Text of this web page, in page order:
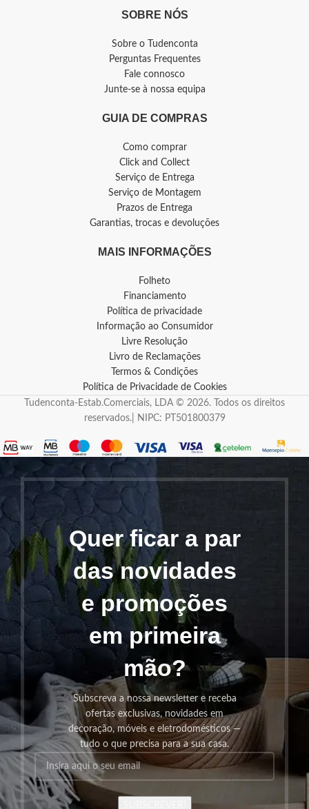
SOBRE NÓS
Sobre o Tudenconta
Perguntas Frequentes
Fale connosco
Junte-se à nossa equipa
GUIA DE COMPRAS
Como comprar
Click and Collect
Serviço de Entrega
Serviço de Montagem
Prazos de Entrega
Garantias, trocas e devoluções
MAIS INFORMAÇÕES
Folheto
Financiamento
Política de privacidade
Informação ao Consumidor
Livre Resolução
Livro de Reclamações
Termos & Condições
Política de Privacidade de Cookies
Tudenconta-Estab.Comerciais, LDA © 2026. Todos os direitos
reservados.| NIPC: PT501800379
Quer ficar a par
das novidades
e promoções
em primeira
mão?
Subscreva a nossa newsletter e receba
ofertas exclusivas, novidades em
decoração, móveis e eletrodomésticos —
tudo o que precisa para a sua casa.